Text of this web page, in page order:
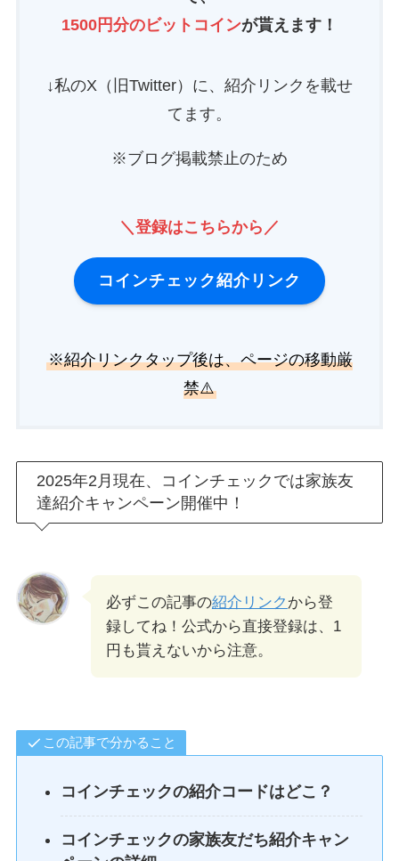
1500円分のビットコインが貰えます！
↓私のX（旧Twitter）に、紹介リンクを載せ
てます。
※ブログ掲載禁止のため
＼登録はこちらから／
コインチェック紹介リンク
※紹介リンクタップ後は、ページの移動厳
禁⚠️
2025年2月現在、コインチェックでは家族友
達紹介キャンペーン開催中！
必ずこの記事の紹介リンク から登
録してね！公式から直接登録は、1
円も貰えないから注意。
この記事で分かること
コインチェックの紹介コードはどこ？
コインチェックの家族友だち紹介キャン